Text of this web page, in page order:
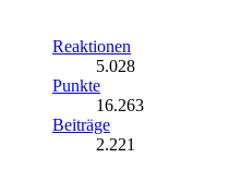
Reaktionen
5.028
Punkte
16.263
Beiträge
2.221